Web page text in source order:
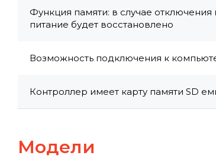
Функция памяти: в случае
питание будет восстановлено
Возможность подключения к
Контроллер имеет карту памяти SD
Модели